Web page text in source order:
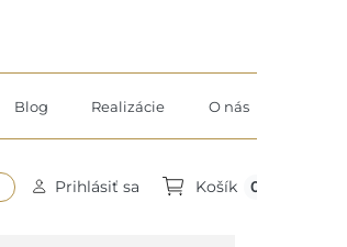
Blog Realizácie O nás
Prihlásiť sa Košík 0